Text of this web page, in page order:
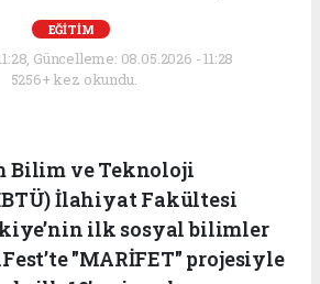
EĞİTİM
Güncelleme: 08.05.2026 - 11:28
5256+ kez okundu.
Bilim ve Teknoloji
İlahiyat Fakültesi
ilk sosyal bilimler
"MARİFET" projesiyle